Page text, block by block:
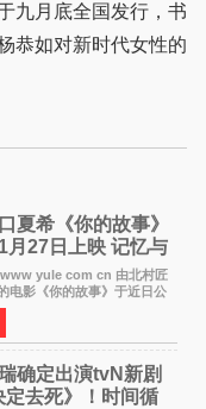
月底全国发行，书
恭如对新时代女性的
夏希《你的故事》
月27日上映 记忆与
织yule com cn 由北村匠
电影《你的故事》于近日公
档11月27日上映。 本片
说，编剧由曾执笔《孤独摇
确定出演tvN新剧
定去死》！时间循